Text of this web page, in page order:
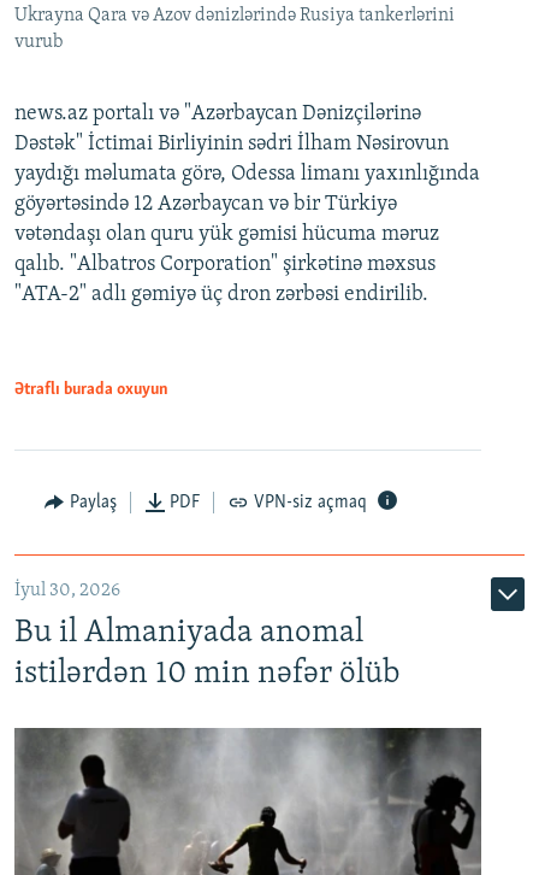
Ukrayna Qara və Azov dənizlərində Rusiya tankerlərini
vurub
news.az portalı və "Azərbaycan Dənizçilərinə
Dəstək" İctimai Birliyinin sədri İlham Nəsirovun
yaydığı məlumata görə, Odessa limanı yaxınlığında
göyərtəsində 12 Azərbaycan və bir Türkiyə
vətəndaşı olan quru yük gəmisi hücuma məruz
qalıb. "Albatros Corporation" şirkətinə məxsus
"ATA-2" adlı gəmiyə üç dron zərbəsi endirilib.
Ətraflı burada oxuyun
Paylaş PDF VPN-siz açmaq
İyul 30, 2026
Bu il Almaniyada anomal
istilərdən 10 min nəfər ölüb